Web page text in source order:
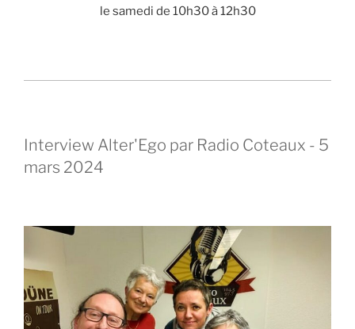
le samedi de 10h30 à 12h30
Interview Alter'Ego par Radio Coteaux - 5
mars 2024